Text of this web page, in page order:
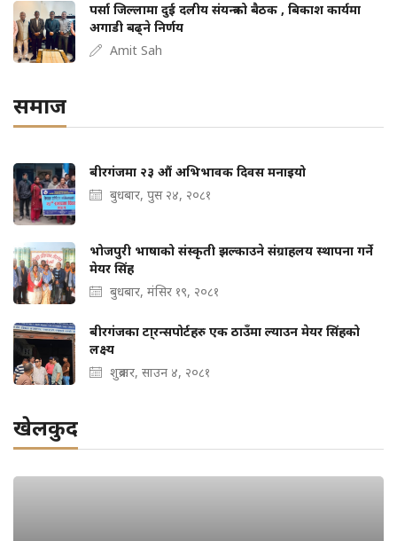
पर्सा जिल्लामा दुई दलीय संयन्त्रको बैठक , बिकाश कार्यमा
अगाडी बढ्ने निर्णय
Amit Sah
समाज
बीरगंजमा २३ औं अभिभावक दिवस मनाइयो
बुधबार, पुस २४, २०८१
भोजपुरी भाषाको संस्कृती झल्काउने संग्राहलय स्थापना गर्ने
मेयर सिंह
बुधबार, मंसिर १९, २०८१
बीरगंजका टा्रन्सपोर्टहरु एक ठाउँमा ल्याउन मेयर सिंहको
लक्ष्य
शुक्रबार, साउन ४, २०८१
खेलकुद